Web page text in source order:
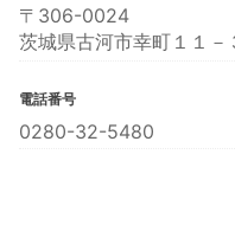
〒306-0024
茨城県古河市幸町１１－
電話番号
0280-32-5480